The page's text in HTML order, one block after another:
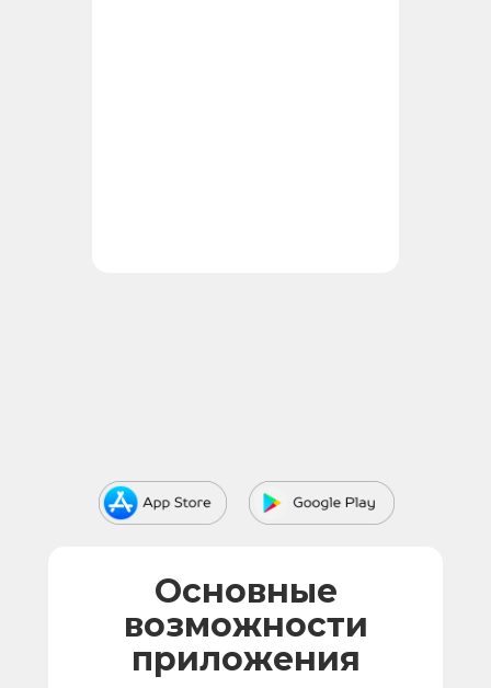
Основные
возможности
приложения